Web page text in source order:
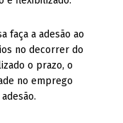
faça a adesão ao
no decorrer do
o prazo, o
no emprego